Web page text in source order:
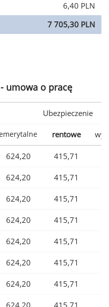
6,40 PLN
7 705,30 PLN
umowa o pracę
Ubezpieczenie
rentowe
624,20 415,71
624,20 415,71
624,20 415,71
624,20 415,71
624,20 415,71
624,20 415,71
624,20 415,71
624,20 415,71